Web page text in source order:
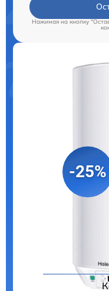
Нажимая на кнопку
-25%